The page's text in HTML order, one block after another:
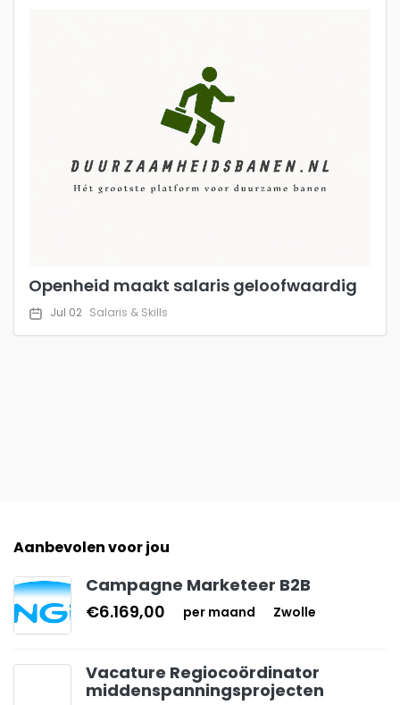
Openheid maakt salaris geloofwaardig
Jul 02 Salaris & Skills
Aanbevolen voor jou
Campagne Marketeer B2B
€6.169,00
per maand Zwolle
Vacature Regiocoördinator
middenspanningsprojecten